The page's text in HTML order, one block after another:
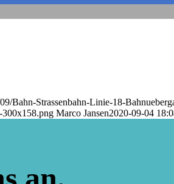
Bahn-Strassenbahn-Linie-18-
Marco Jansen2020-09-04